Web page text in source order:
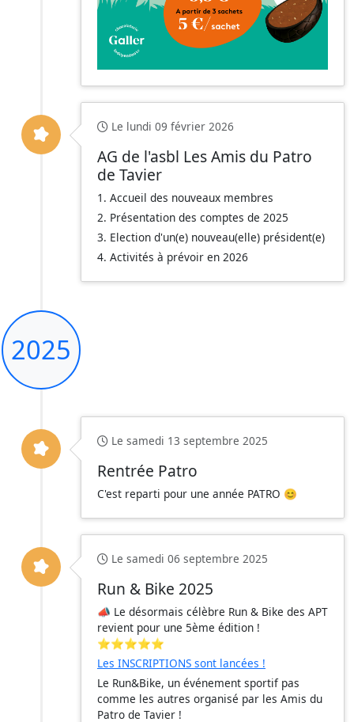
Le lundi 09 février 2026
AG de l'asbl Les Amis du Patro
de Tavier
1. Accueil des nouveaux membres
2. Présentation des comptes de 2025
3. Election d'un(e) nouveau(elle) président(e)
4. Activités à prévoir en 2026
2025
Le samedi 13 septembre 2025
Rentrée Patro
C'est reparti pour une année PATRO 😊
Le samedi 06 septembre 2025
Run & Bike 2025
📣 Le désormais célèbre Run & Bike des APT
revient pour une 5ème édition !
⭐️⭐️⭐️⭐️⭐️
Les INSCRIPTIONS sont lancées !
Le Run&Bike, un événement sportif pas
comme les autres organisé par les Amis du
Patro de Tavier !